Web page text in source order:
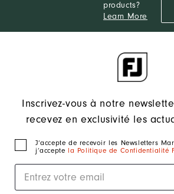
products?
Learn More
Inscrivez-vous à notre
recevez en exclusivité les
J‘accepte de recevoir les Newsletters
j’accepte
la Politique de Confidentialité